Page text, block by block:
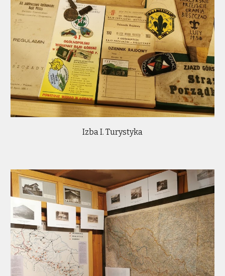
Izba I. Turystyka